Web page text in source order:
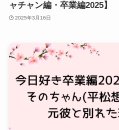
ャチャン編・卒業編2025】
2025年3月16日